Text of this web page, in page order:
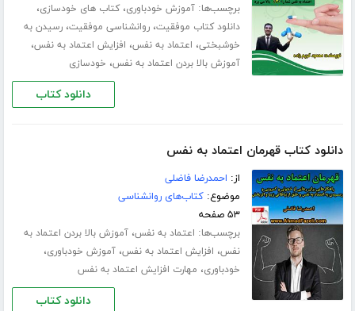
برچسب‌ها:آموزش خودباوری،کتاب های خودسازی،
دانلود کتاب موفقیت،روانشناسی موفقیت،رسیدن به
خوشبختی، اعتماد به نفس، افزایش اعتماد به نفس،
آموزش بالا بردن اعتماد به نفس، خودسازی
دانلود کتاب
دانلود کتاب قهرمان اعتماد به نفس
از: احمدرضا فاضلی
موضوع:کتاب‌های روانشناسی
۵۳ صفحه
برچسب‌ها: اعتماد به نفس،آموزش بالا بردن اعتماد به
نفس، افزایش اعتماد به نفس،آموزش خودباوری،
خودباوری، مهارت افزایش اعتماد به نفس
دانلود کتاب